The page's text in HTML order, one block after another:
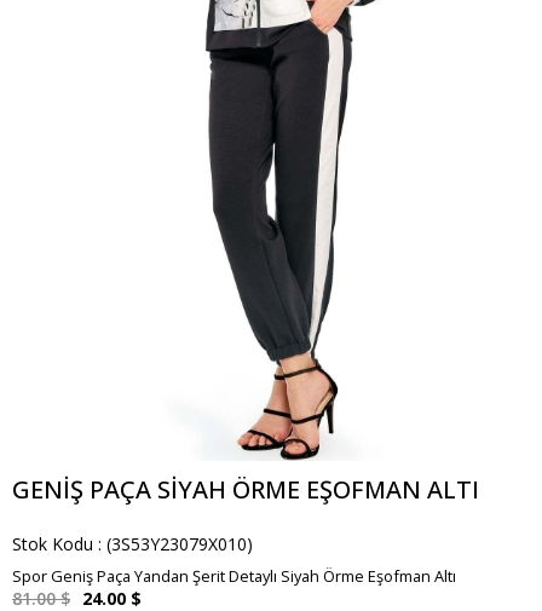
GENIŞ PAÇA SIYAH ÖRME EŞOFMAN ALTI
Stok Kodu (3S53Y23079X010)
Spor Geniş Paça Yandan Şerit Detaylı Siyah Örme Eşofman Altı
81.00 $ 24.00 $